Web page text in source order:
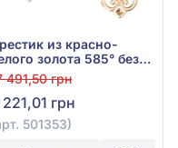
из красно-
золота 585° без
арт. 501353
491,50 грн
грн
501353)